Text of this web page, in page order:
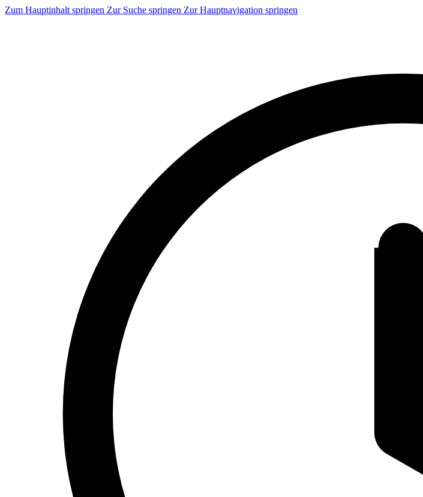
Zum Hauptinhalt springen Zur Suche springen Zur Hauptnavigation springen